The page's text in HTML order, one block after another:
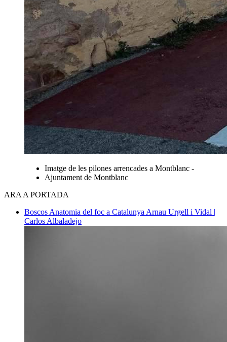
Imatge de les pilones arrencades a Montblanc -
Ajuntament de Montblanc
ARA A PORTADA
Boscos Anatomia del foc a Catalunya Arnau Urgell i Vidal |
Carlos Albaladejo